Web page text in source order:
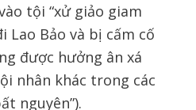
tội “xử giảo giam
Lao Bảo và bị cấm cố
được hưởng ân xá
nhân khác trong các
nguyên”).